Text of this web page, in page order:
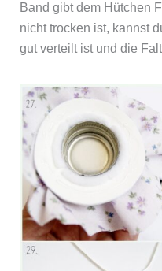
Band gibt dem Hütchen
nicht trocken ist, kannst
gut verteilt ist und die